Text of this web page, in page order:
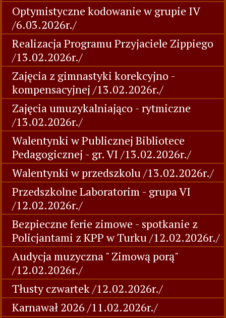
Optymistyczne kodowanie w grupie IV
/6.03.2026r./
Realizacja Programu Przyjaciele Zippiego
/13.02.2026r./
Zajęcia z gimnastyki korekcyjno -
kompensacyjnej /13.02.2026r./
Zajęcia umuzykalniająco - rytmiczne
/13.02.2026r./
Walentynki w Publicznej Bibliotece
Pedagogicznej - gr. VI /13.02.2026r./
Walentynki w przedszkolu /13.02.2026r./
Przedszkolne Laboratorim - grupa VI
/12.02.2026r./
Bezpieczne ferie zimowe - spotkanie z
Policjantami z KPP w Turku /12.02.2026r./
Audycja muzyczna " Zimową porą"
/12.02.2026r./
Tłusty czwartek /12.02.2026r./
Karnawał 2026 /11.02.2026r./